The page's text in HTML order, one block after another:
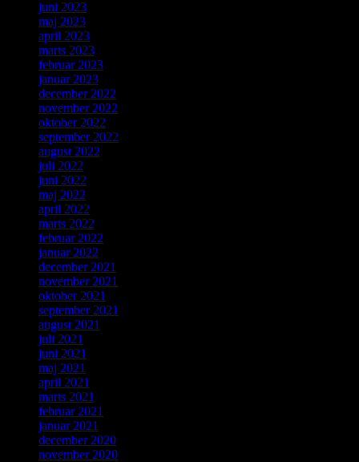
juni 2023
maj 2023
april 2023
marts 2023
februar 2023
januar 2023
december 2022
november 2022
oktober 2022
september 2022
august 2022
juli 2022
juni 2022
maj 2022
april 2022
marts 2022
februar 2022
januar 2022
december 2021
november 2021
oktober 2021
september 2021
august 2021
juli 2021
juni 2021
maj 2021
april 2021
marts 2021
februar 2021
januar 2021
december 2020
november 2020